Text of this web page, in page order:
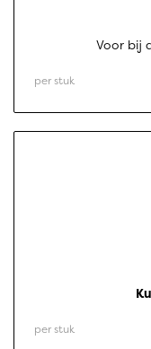
Voor bij
per stuk
per stuk